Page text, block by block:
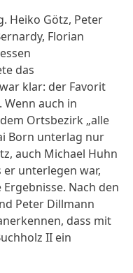
Heiko Götz, Peter
Florian
das
klar: der Favorit
auch in
Ortsbezirk „alle
Born unterlag nur
auch Michael Huhn
unterlegen war,
Nach den
Peter Dillmann
dass mit
II ein